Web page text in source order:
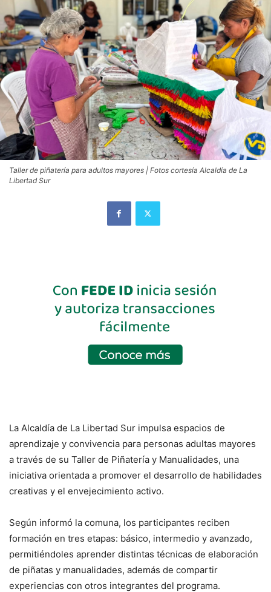
Taller de piñatería para adultos mayores | Fotos cortesía Alcaldía de La
Libertad Sur
La Alcaldía de La Libertad Sur impulsa espacios de
aprendizaje y convivencia para personas adultas mayores
a través de su Taller de Piñatería y Manualidades, una
iniciativa orientada a promover el desarrollo de habilidades
creativas y el envejecimiento activo.
Según informó la comuna, los participantes reciben
formación en tres etapas: básico, intermedio y avanzado,
permitiéndoles aprender distintas técnicas de elaboración
de piñatas y manualidades, además de compartir
experiencias con otros integrantes del programa.